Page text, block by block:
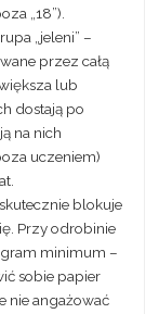
„18”).
„jeleni” –
przez całą
lub
dostają po
na nich
uczeniem)
blokuje
Przy odrobinie
minimum –
sobie papier
nie angażować